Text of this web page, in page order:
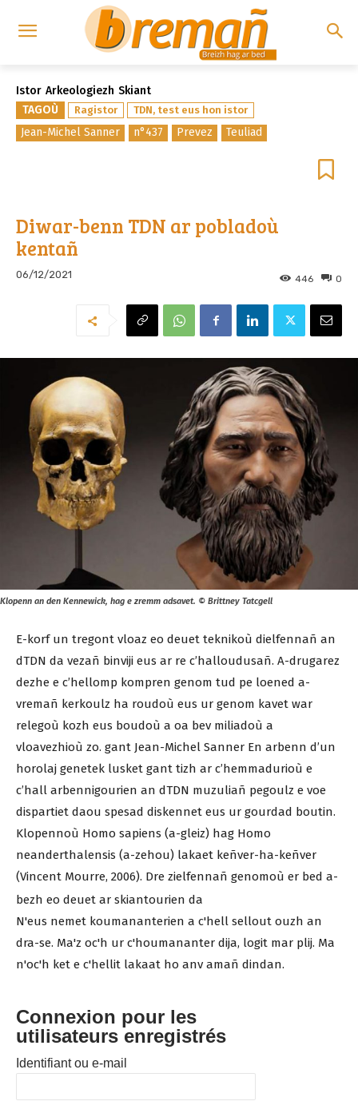
Istor Arkeologiezh Skiant
TAGOÙ
Ragistor TDN, test eus hon istor
Jean-Michel Sanner n°437 Prevez Teuliad
Diwar-benn TDN ar pobladoù
kentañ
06/12/2021 0
446
Klopenn an den Kennewick, hag e zremm adsavet. © Brittney Tatcgell
E-korf un tregont vloaz eo deuet teknikoù dielfennañ an
dTDN da vezañ binviji eus ar re c’halloudusañ. A-drugarez
dezhe e c’hellomp kompren genom tud pe loened a-
vremañ kerkoulz ha roudoù eus ur genom kavet war
relegoù kozh eus boudoù a oa bev miliadoù a
vloavezhioù zo. gant Jean-Michel Sanner En arbenn d’un
horolaj genetek lusket gant tizh ar c’hemmadurioù e
c’hall arbennigourien an dTDN muzuliañ pegoulz e voe
dispartiet daou spesad diskennet eus ur gourdad boutin.
Klopennoù Homo sapiens (a-gleiz) hag Homo
neanderthalensis (a-zehou) lakaet keñver-ha-keñver
(Vincent Mourre, 2006). Dre zielfennañ genomoù er bed a-
bezh eo deuet ar skiantourien da
N'eus nemet koumananterien a c'hell sellout ouzh an
dra-se. Ma'z oc'h ur c'houmananter dija, logit mar plij. Ma
n'oc'h ket e c'hellit lakaat ho anv amañ dindan.
Connexion pour les
utilisateurs enregistrés
Identifiant ou e-mail